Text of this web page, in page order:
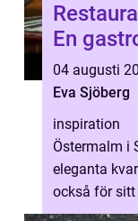
En
04 augusti
Eva Sjöberg
inspiration
Östermalm i
eleganta
också för sitt